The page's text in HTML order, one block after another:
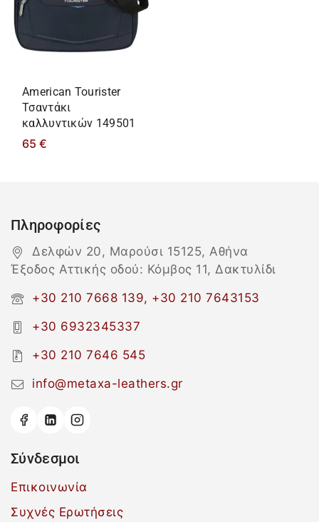
American Tourister
Τσαντάκι
καλλυντικών 149501
65 €
Πληροφορίες
Δελφών 20, Μαρούσι 15125, Αθήνα
Έξοδος Αττικής οδού: Κόμβος 11, Δακτυλίδι
+30 210 7668 139, +30 210 7643153
+30 6932345337
+30 210 7646 545
info@metaxa-leathers.gr
Σύνδεσμοι
Επικοινωνία
Συχνές Ερωτήσεις